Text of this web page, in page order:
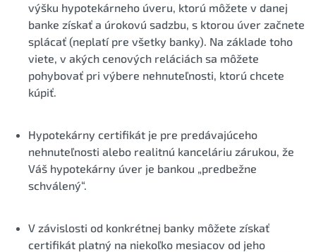
výšku hypotekárneho úveru, ktorú môžete v danej
banke získať a úrokovú sadzbu, s ktorou úver začnete
splácať (neplatí pre všetky banky). Na základe toho
viete, v akých cenových reláciách sa môžete
pohybovať pri výbere nehnuteľnosti, ktorú chcete
kúpiť.
Hypotekárny certifikát je pre predávajúceho
nehnuteľnosti alebo realitnú kanceláriu zárukou, že
Váš hypotekárny úver je bankou „predbežne
schválený“.
V závislosti od konkrétnej banky môžete získať
certifikát platný na niekoľko mesiacov od jeho